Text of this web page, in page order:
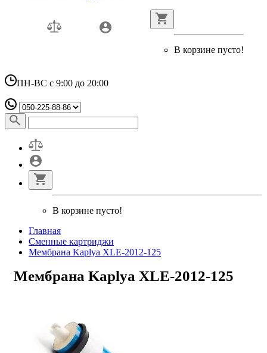
В корзине пусто!
ПН-ВС с 9:00 до 20:00
В корзине пусто!
Главная
Сменные картриджи
Мембрана Kaplya XLE-2012-125
Мембрана Kaplya XLE-2012-125